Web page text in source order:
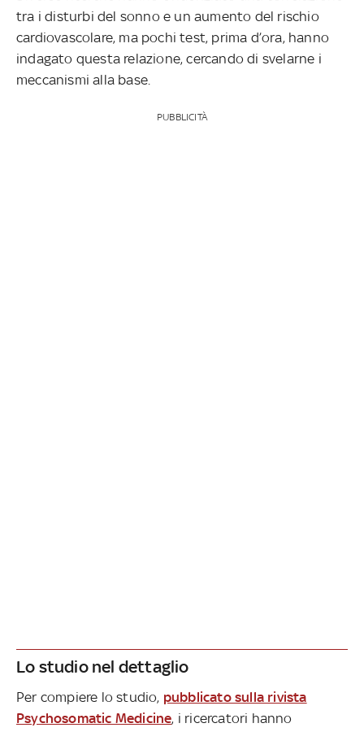
tra i disturbi del sonno e un aumento del rischio
cardiovascolare, ma pochi test, prima d’ora, hanno
indagato questa relazione, cercando di svelarne i
meccanismi alla base.
PUBBLICITÀ
Lo studio nel dettaglio
Per compiere lo studio, pubblicato sulla rivista
Psychosomatic Medicine, i ricercatori hanno